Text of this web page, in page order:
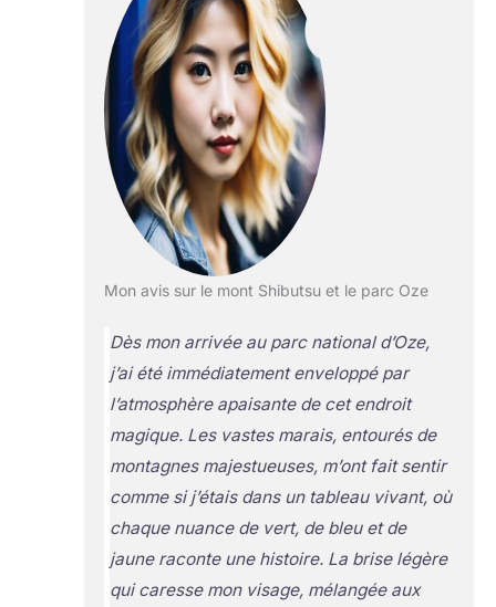
Mon avis sur le mont Shibutsu et le parc Oze
Dès mon arrivée au parc national d’Oze,
j’ai été immédiatement enveloppé par
l’atmosphère apaisante de cet endroit
magique. Les vastes marais, entourés de
montagnes majestueuses, m’ont fait sentir
comme si j’étais dans un tableau vivant, où
chaque nuance de vert, de bleu et de
jaune raconte une histoire. La brise légère
qui caresse mon visage, mélangée aux